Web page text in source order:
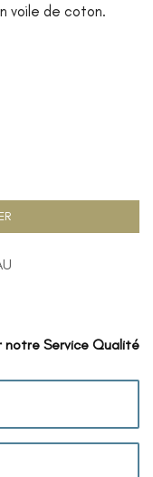
voile de coton.
Service Qualité